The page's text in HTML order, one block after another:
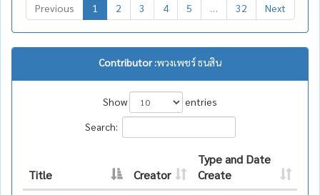
Previous
1 2 3 4 5 32 Next
Contributor :พวงเพชร์ ธนสิน
Show
entries
Search:
Title Creator
Type and Date
Create